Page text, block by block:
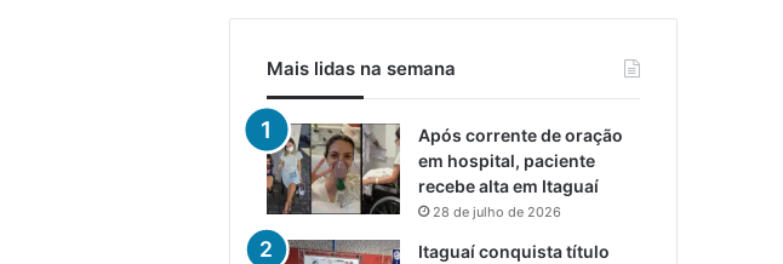
Mais lidas na semana
Após corrente de oração
em hospital, paciente
recebe alta em Itaguaí
28 de julho de 2026
Itaguaí conquista título